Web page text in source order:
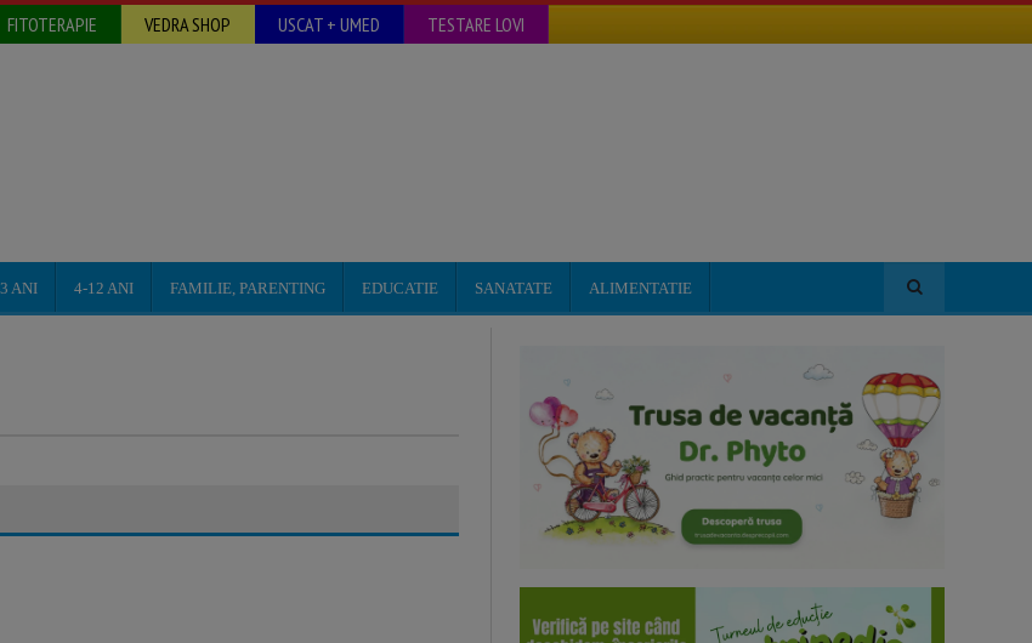
FITOTERAPIE VEDRA SHOP USCAT + UMED TESTARE LOVI
ANI 4-12 ANI FAMILIE, PARENTING EDUCATIE SANATATE ALIMENTATIE